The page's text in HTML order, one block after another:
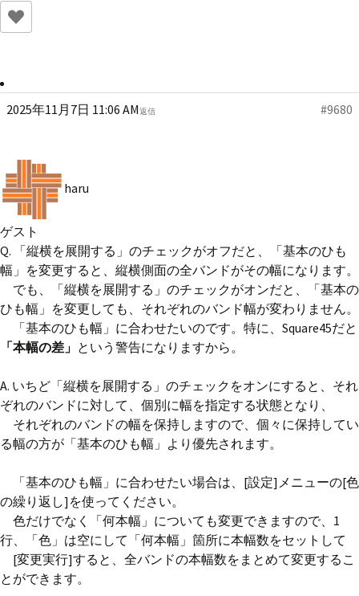
2025年11月7日 11:06 AM #9680
返信
haru
ゲスト
Q. 「縦横を展開する」のチェックがオフだと、「基本のひも
幅」を変更すると、縦横側面の全バンドがその幅になります。
でも、「縦横を展開する」のチェックがオンだと、「基本の
ひも幅」を変更しても、それぞれのバンド幅が変わりません。
「基本のひも幅」に合わせたいのです。特に、Square45だと
「本幅の差」 という警告になりますから。
A. いちど「縦横を展開する」のチェックをオンにすると、それ
ぞれのバンドに対して、個別に幅を指定する状態となり、
それぞれのバンドの幅を保持しますので、個々に保持してい
る幅の方が「基本のひも幅」より優先されます。
「基本のひも幅」に合わせたい場合は、[設定]メニューの[色
の繰り返し]を使ってください。
色だけでなく「何本幅」についても変更できますので、1
行、「色」は空にして「何本幅」箇所に本幅数をセットして
[変更実行]すると、全バンドの本幅数をまとめて変更するこ
とができます。